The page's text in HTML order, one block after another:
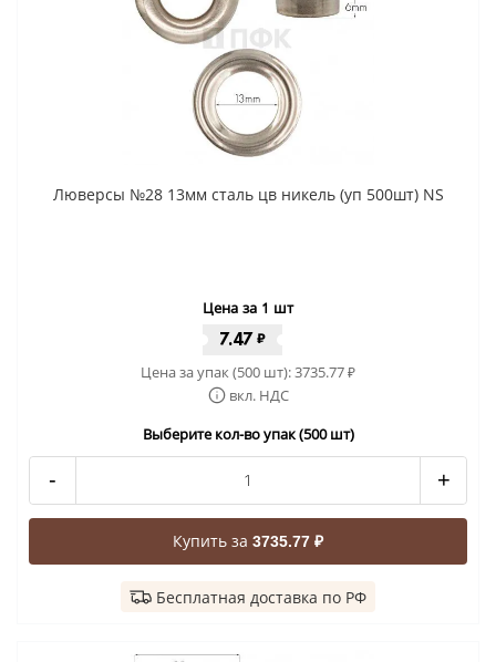
Люверсы №28 13мм сталь цв никель (уп 500шт) NS
Цена за 1 шт
7.47₽
Цена за упак (500 шт):3735.77₽
вкл. НДС
Выберите кол-во упак (500 шт)
- +
Купить за 3735.77 ₽
Бесплатная доставка по РФ